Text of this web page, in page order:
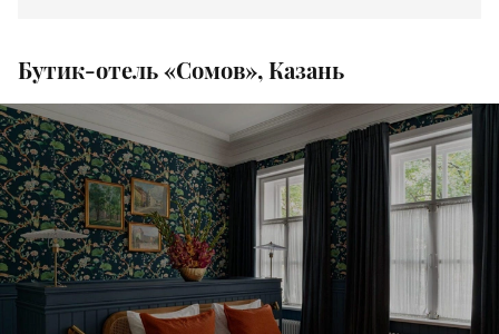
Бутик-отель «Сомов», Казань